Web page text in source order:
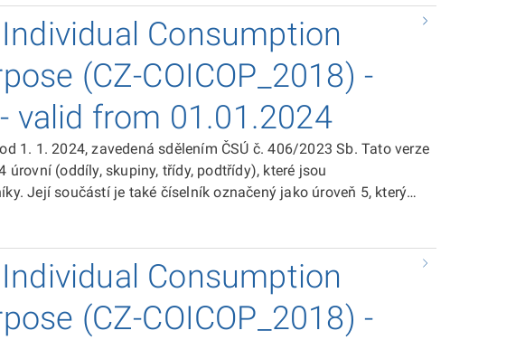
Consumption
(CZ-COICOP_2018) -
valid from 01.01.2024
1. 1. 2024, zavedená sdělením ČSÚ č. 406/2023 Sb. Tato verze
úrovní (oddíly, skupiny, třídy, podtřídy), které jsou
Její součástí je také číselník označený jako úroveň 5, který
of Individual Consumption According to Purpose
Consumption
(CZ-COICOP_2018) -